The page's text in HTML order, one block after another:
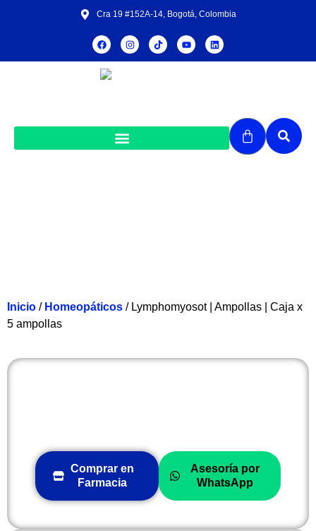
Cra 19 #152A-14, Bogotá, Colombia
Inicio / Homeopáticos / Lymphomyosot | Ampollas | Caja x
5 ampollas
Comprar en
Farmacia
Asesoría por
WhatsApp